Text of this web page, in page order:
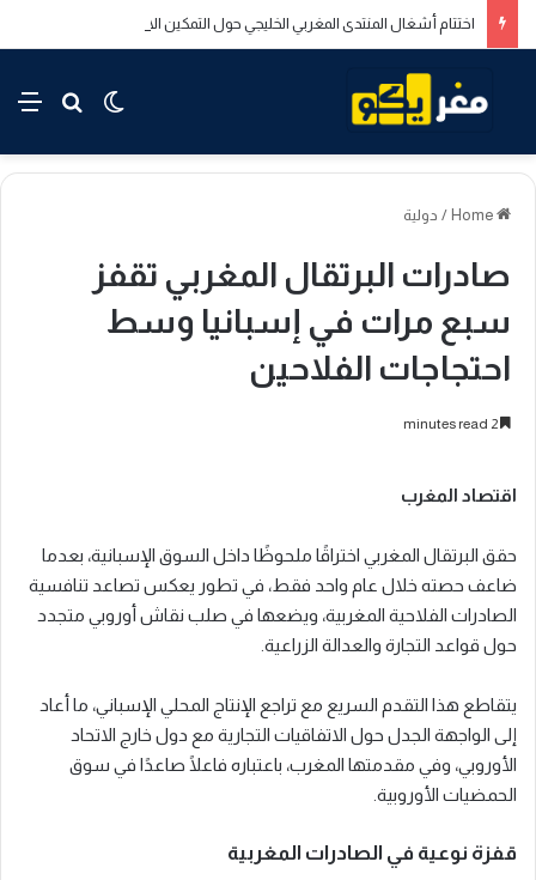
for
Switch skin
/ دولية
صادرات البرتقال المغربي تقفز
سبع مرات في إسبانيا وسط
احتجاجات الفلاحين
اقتصاد المغرب
حقق البرتقال المغربي اختراقًا ملحوظًا داخل السوق الإسبانية، بعدما
ضاعف حصته خلال عام واحد فقط، في تطور يعكس تصاعد تنافسية
الصادرات الفلاحية المغربية، ويضعها في صلب نقاش أوروبي متجدد
حول قواعد التجارة والعدالة الزراعية.
يتقاطع هذا التقدم السريع مع تراجع الإنتاج المحلي الإسباني، ما أعاد
إلى الواجهة الجدل حول الاتفاقيات التجارية مع دول خارج الاتحاد
الأوروبي، وفي مقدمتها المغرب، باعتباره فاعلًا صاعدًا في سوق
الحمضيات الأوروبية.
قفزة نوعية في الصادرات المغربية